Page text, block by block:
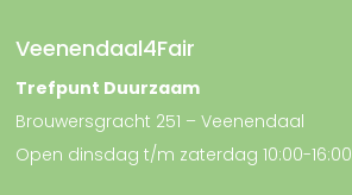
Veenendaal4Fair
Trefpunt Duurzaam
Brouwersgracht 251 – Veenendaal
Open dinsdag t/m zaterdag 10:00-16:00